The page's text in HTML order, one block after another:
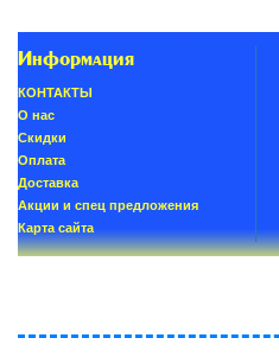
Информация
КОНТАКТЫ
О нас
Скидки
Oплатa
Доставка
Акции и спец предложения
Карта сайта